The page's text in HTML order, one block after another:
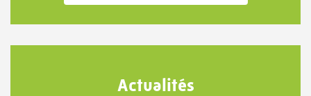
Actualités